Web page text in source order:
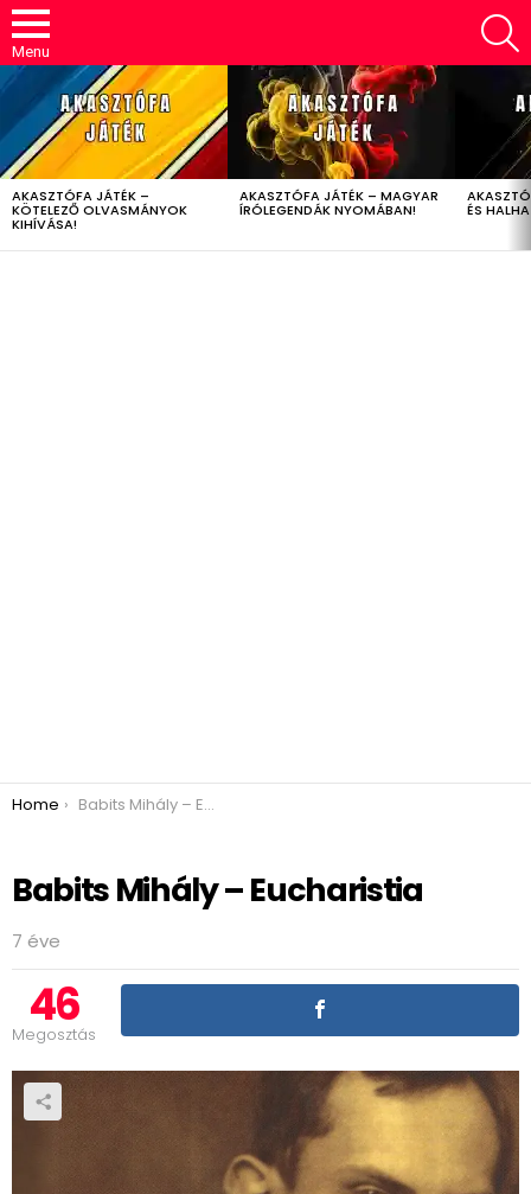
Menu
LATEST
STORIES
AKASZTÓFA JÁTÉK –
KÖTELEZŐ OLVASMÁNYOK
KIHÍVÁSA!
AKASZTÓFA JÁTÉK – MAGYAR
ÍRÓLEGENDÁK NYOMÁBAN! ÉS
You are here:
Home Babits Mihály – Eucharistia
Babits Mihály – Eucharistia
7 éve
46
Megosztás